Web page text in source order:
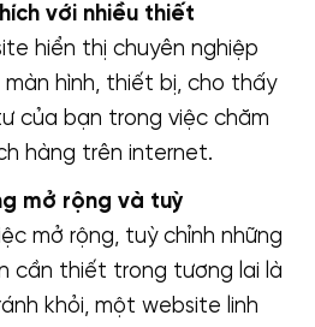
với nhiều thiết
hiển thị chuyên nghiệp
màn hình, thiết bị, cho thấy
của bạn trong việc chăm
hàng trên internet.
mở rộng và tuỳ
mở rộng, tuỳ chỉnh những
cần thiết trong tương lai là
khỏi, một website linh